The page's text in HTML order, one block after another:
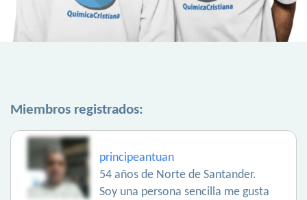
Miembros registrados:
principeantuan
54 años de Norte de Santander.
Soy una persona sencilla me gusta